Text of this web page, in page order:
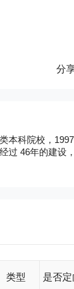
分
科院校，
过 46年的建设
高等财经院校
还设有内蒙古
费经济研究中
。学院聘
类型 是否定